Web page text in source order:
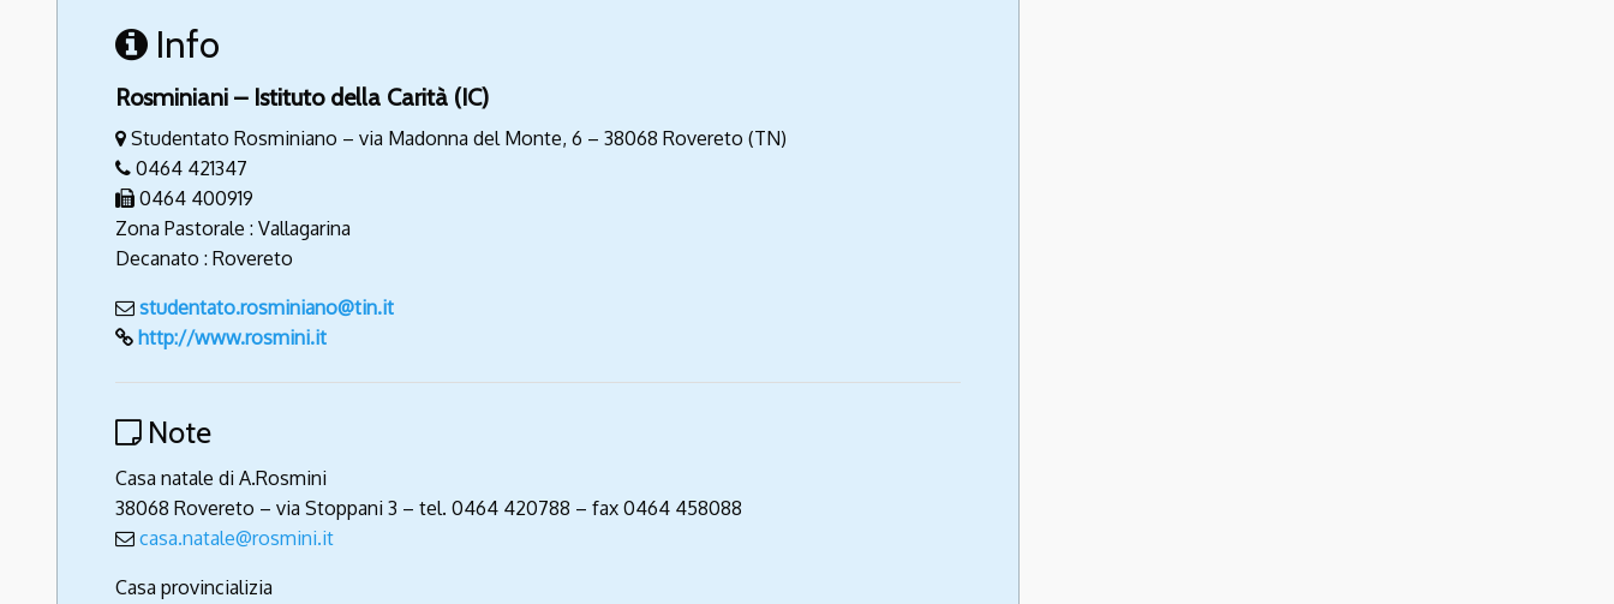
Info
Rosminiani – Istituto della Carità (IC)
Studentato Rosminiano – via Madonna del Monte, 6 – 38068 Rovereto (TN)
0464 421347
0464 400919
Zona Pastorale : Vallagarina
Decanato : Rovereto
studentato.rosminiano@tin.it
http://www.rosmini.it
Note
Casa natale di A.Rosmini
38068 Rovereto – via Stoppani 3 – tel. 0464 420788 – fax 0464 458088
casa.natale@rosmini.it
Casa provincializia